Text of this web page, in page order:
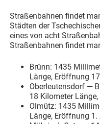
Straßenbahnen findet
Städten der
eines von acht
Straßenbahnen findet
Brünn: 1435
Länge, Eröffnung
Oberleutensdorf —
18 Kilometer
Olmütz: 1435
Länge, Eröffnung 1.